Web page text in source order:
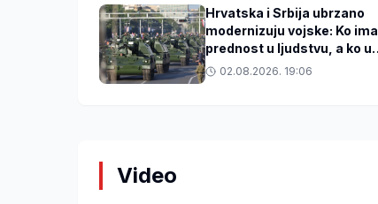
Hrvatska i Srbija ubrzano
modernizuju vojske: Ko ima
prednost u ljudstvu, a ko u
tehnologiji?
02.08.2026. 19:06
Video